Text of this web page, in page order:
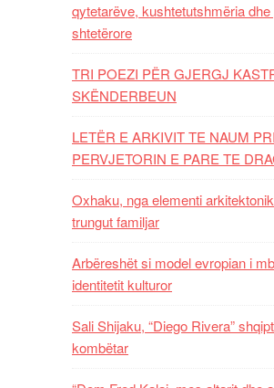
qytetarëve, kushtetutshmëria
shtetërore
TRI POEZI PËR GJERGJ
SKËNDERBEUN
LETËR E ARKIVIT TE NAUM
PERVJETORIN E PARE TE
Oxhaku, nga elementi
trungut familjar
Arbëreshët si model evropian i
identitetit kulturor
Sali Shijaku, “Diego Rivera”
kombëtar